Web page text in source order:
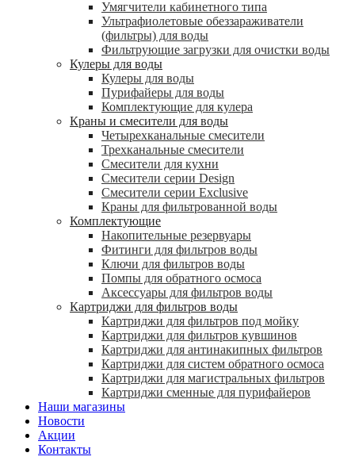
Умягчители кабинетного типа
Ультрафиолетовые обеззараживатели
(фильтры) для воды
Фильтрующие загрузки для очистки воды
Кулеры для воды
Кулеры для воды
Пурифайеры для воды
Комплектующие для кулера
Краны и смесители для воды
Четырехканальные смесители
Трехканальные смесители
Смесители для кухни
Смесители серии Design
Смесители серии Exclusive
Краны для фильтрованной воды
Комплектующие
Накопительные резервуары
Фитинги для фильтров воды
Ключи для фильтров воды
Помпы для обратного осмоса
Аксессуары для фильтров воды
Картриджи для фильтров воды
Картриджи для фильтров под мойку
Картриджи для фильтров кувшинов
Картриджи для антинакипных фильтров
Картриджи для систем обратного осмоса
Картриджи для магистральных фильтров
Картриджи сменные для пурифайеров
Наши магазины
Новости
Акции
Контакты